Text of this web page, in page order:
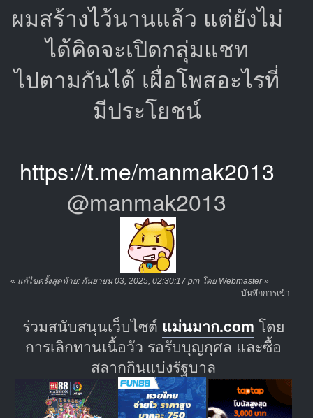
ผมสร้างไว้นานแล้ว แต่ยังไม่
ได้คิดจะเปิดกลุ่มแชท
ไปตามกันได้ เผื่อโพสอะไรที่
มีประโยชน์
https://t.me/manmak2013
@manmak2013
« แก้ไขครั้งสุดท้าย: กันยายน 03, 2025, 02:30:17 pm โดย Webmaster»
บันทึกการเข้า
ร่วมสนับสนุนเว็บไซต์ แม่นมาก.com โดย
การเลิกทานเนื้อวัว รอรับบุญกุศล และซื้อ
สลากกินแบ่งรัฐบาล